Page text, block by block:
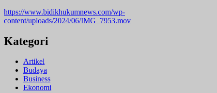
https://www.bidikhukumnews.com/wp-
content/uploads/2024/06/IMG_7953.mov
Kategori
Artikel
Budaya
Business
Ekonomi